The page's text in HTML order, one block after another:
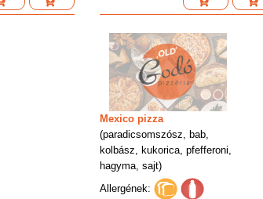
Mexico pizza
(paradicsomszósz, bab,
kolbász, kukorica, pfefferoni,
hagyma, sajt)
Allergének: